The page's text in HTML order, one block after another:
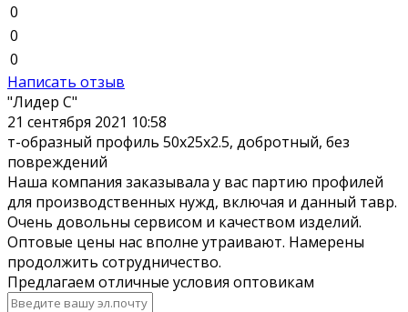
0
0
0
Написать отзыв
"Лидер С"
21 сентября 2021 10:58
т-образный профиль 50х25х2.5, добротный, без
повреждений
Наша компания заказывала у вас партию профилей
для производственных нужд, включая и данный тавр.
Очень довольны сервисом и качеством изделий.
Оптовые цены нас вполне утраивают. Намерены
продолжить сотрудничество.
Предлагаем отличные условия оптовикам